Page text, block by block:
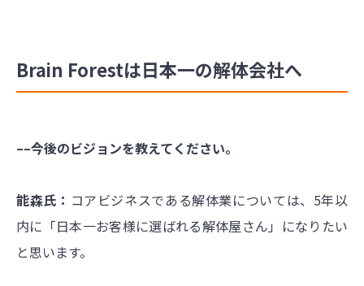
Brain Forestは日本一の解体会社へ
––今後のビジョンを教えてください。
能森氏： コアビジネスである解体業については、5年以
内に「日本一お客様に選ばれる解体屋さん」になりたい
と思います。